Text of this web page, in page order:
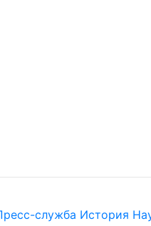
служба История